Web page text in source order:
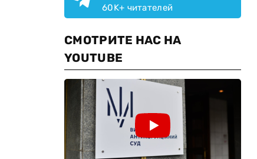
60K+ читателей
СМОТРИТЕ НАС НА
YOUTUBE